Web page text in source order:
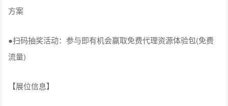
方案
●扫码抽奖活动：参与即有机会赢取免费代理资源体验包(免费
流量)
【展位信息】